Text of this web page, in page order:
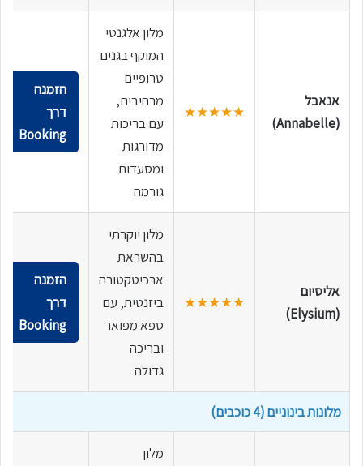
אנאבל
(Annabelle)
★★★★★
מלון אלגנטי
המוקף בגנים
טרופיים
מרהיבים,
עם בריכות
מדורגות
ומסעדות
גורמה
הזמנה
דרך
Booking
אליסיום
(Elysium)
★★★★★
מלון יוקרתי
בהשראת
ארכיטקטורה
ביזנטית, עם
ספא מפואר
ובריכה
גדולה
הזמנה
דרך
Booking
מלונות בינוניים (4 כוכבים)
מלון